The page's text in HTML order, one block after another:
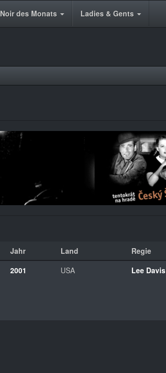
Noir des Monats Ladies & Gents
Jahr Land Regie
2001 USA Lee Davis